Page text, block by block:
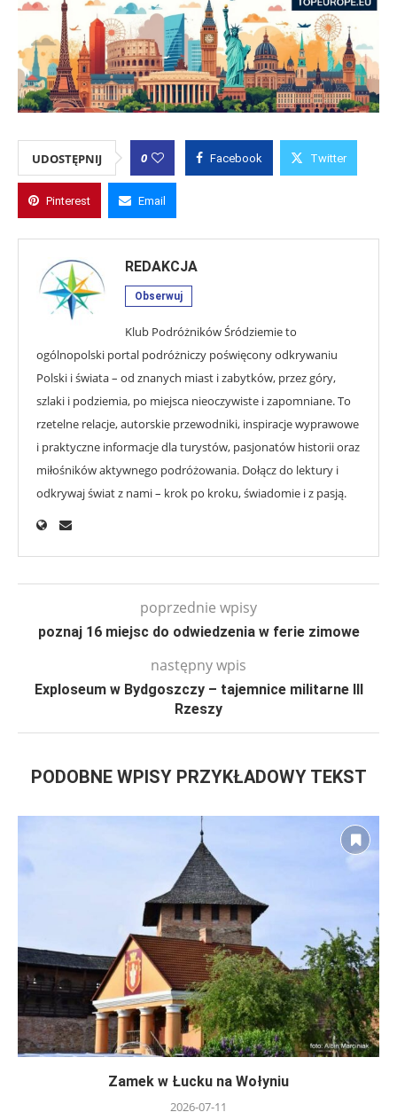
UDOSTĘPNIJ 0 Facebook Twitter
Pinterest Email
REDAKCJA
Obserwuj
Klub Podróżników Śródziemie to
ogólnopolski portal podróżniczy poświęcony odkrywaniu
Polski i świata – od znanych miast i zabytków, przez góry,
szlaki i podziemia, po miejsca nieoczywiste i zapomniane. To
rzetelne relacje, autorskie przewodniki, inspiracje wyprawowe
i praktyczne informacje dla turystów, pasjonatów historii oraz
miłośników aktywnego podróżowania. Dołącz do lektury i
odkrywaj świat z nami – krok po kroku, świadomie i z pasją.
poprzednie wpisy
poznaj 16 miejsc do odwiedzenia w ferie zimowe
następny wpis
Exploseum w Bydgoszczy – tajemnice militarne III
Rzeszy
PODOBNE WPISY PRZYKŁADOWY TEKST
Zamek w Łucku na Wołyniu
2026-07-11